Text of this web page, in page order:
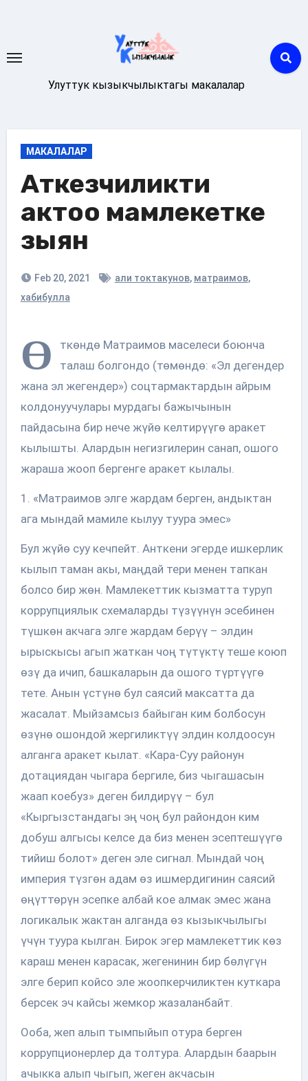
Улуттук кызыкчылыктагы макалалар
МАКАЛАЛАР
Аткезчиликти
актоо мамлекетке
зыян
Feb 20, 2021 али токтакунов, матраимов,
хабибулла
Ө
ткөндө Матраимов маселеси боюнча
талаш болгондо (төмөндө: «Эл дегендер
жана эл жегендер») соцтармактардын айрым
колдонуучулары мурдагы бажычынын
пайдасына бир нече жүйө келтирүүгө аракет
кылышты. Алардын негизгилерин санап, ошого
жараша жооп бергенге аракет кылалы.
1. «Матраимов элге жардам берген, андыктан
ага мындай мамиле кылуу туура эмес»
Бул жүйө суу кечпейт. Анткени эгерде ишкерлик
кылып таман акы, маңдай тери менен тапкан
болсо бир жөн. Мамлекеттик кызматта туруп
коррупциялык схемаларды түзүүнүн эсебинен
түшкөн акчага элге жардам берүү – элдин
ырыскысы агып жаткан чоң түтүктү теше коюп
өзү да ичип, башкаларын да ошого түртүүгө
тете. Анын үстүнө бул саясий максатта да
жасалат. Мыйзамсыз байыган ким болбосун
өзүнө ошондой жергиликтүү элдин колдоосун
алганга аракет кылат. «Кара-Суу районун
дотациядан чыгара бергиле, биз чыгашасын
жаап коебуз» деген билдирүү – бул
«Кыргызстандагы эң чоң бул райондон ким
добуш алгысы келсе да биз менен эсептешүүгө
тийиш болот» деген эле сигнал. Мындай чоң
империя түзгөн адам өз ишмердигинин саясий
өңүттөрүн эсепке албай кое алмак эмес жана
логикалык жактан алганда өз кызыкчылыгы
үчүн туура кылган. Бирок эгер мамлекеттик көз
караш менен карасак, жегенинин бир бөлүгүн
элге берип койсо эле жоопкерчиликтен куткара
берсек эч кайсы жемкор жазаланбайт.
Ооба, жеп алып тымпыйып отура берген
коррупционерлер да толтура. Алардын баарын
ачыкка алып чыгып, жеген акчасын